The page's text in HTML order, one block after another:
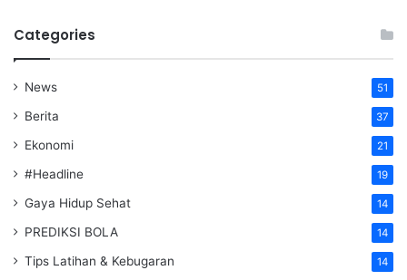
Categories
News 51
Berita 37
Ekonomi 21
#Headline 19
Gaya Hidup Sehat 14
PREDIKSI BOLA 14
Tips Latihan & Kebugaran 14